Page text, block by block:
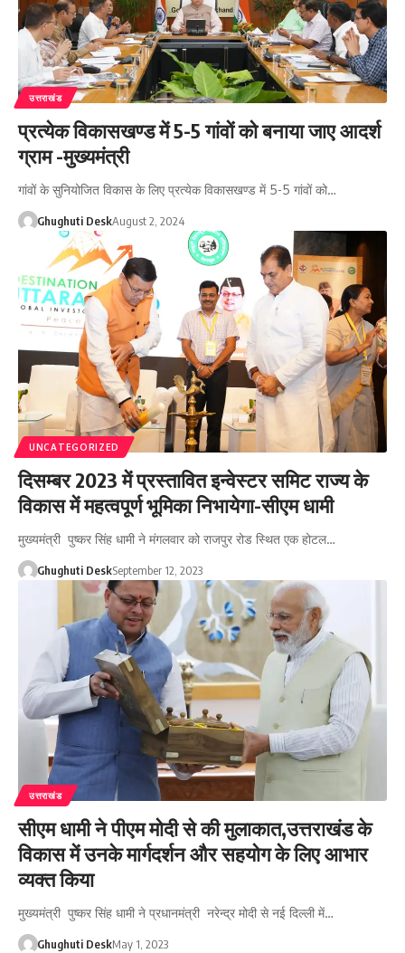
उत्तराखंड
प्रत्येक विकासखण्ड में 5-5 गांवों को बनाया जाए आदर्श
ग्राम -मुख्यमंत्री
गांवों के सुनियोजित विकास के लिए प्रत्येक विकासखण्ड में 5-5 गांवों को…
Ghughuti DeskAugust 2, 2024
UNCATEGORIZED
दिसम्बर 2023 में प्रस्तावित इन्वेस्टर समिट राज्य के
विकास में महत्वपूर्ण भूमिका निभायेगा-सीएम धामी
मुख्यमंत्री पुष्कर सिंह धामी ने मंगलवार को राजपुर रोड स्थित एक होटल…
Ghughuti DeskSeptember 12, 2023
उत्तराखंड
सीएम धामी ने पीएम मोदी से की मुलाकात,उत्तराखंड के
विकास में उनके मार्गदर्शन और सहयोग के लिए आभार
व्यक्त किया
मुख्यमंत्री पुष्कर सिंह धामी ने प्रधानमंत्री नरेन्द्र मोदी से नई दिल्ली में…
Ghughuti DeskMay 1, 2023